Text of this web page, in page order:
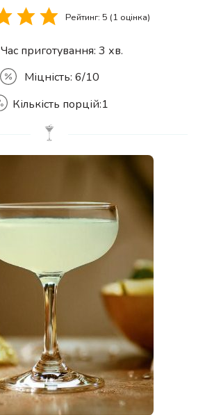
Рейтинг:5 (1 оцінка)
Час приготування: 3 хв.
Міцність: 6/10
Кількість порцій:1